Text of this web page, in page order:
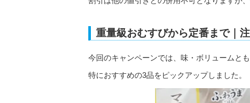
重量級おむすびから定番まで｜
今回のキャンペーンでは、味・ボリュームと
特におすすめの3品をピックアップしました。